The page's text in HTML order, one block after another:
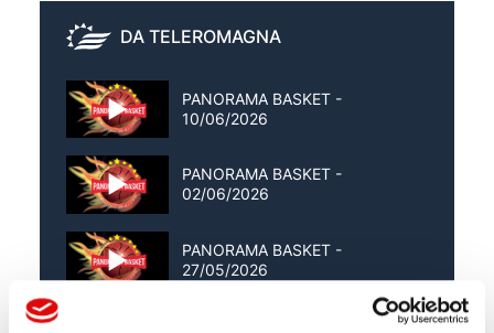
DA TELEROMAGNA
PANORAMA BASKET -
10/06/2026
PANORAMA BASKET -
02/06/2026
PANORAMA BASKET -
27/05/2026